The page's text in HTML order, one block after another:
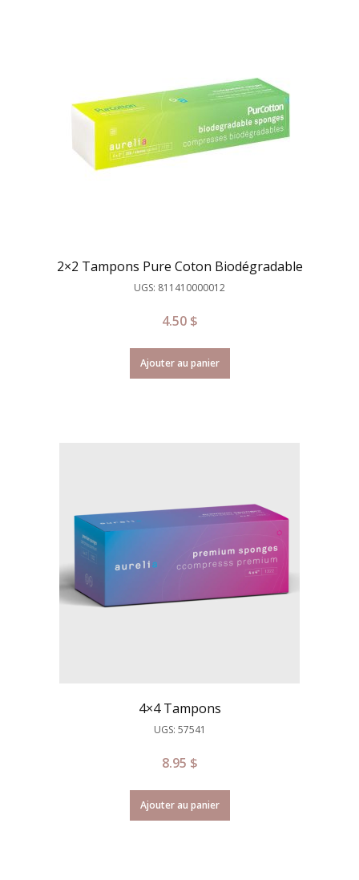
2×2 Tampons Pure Coton Biodégradable
UGS: 811410000012
4.50 $
Ajouter au panier
4×4 Tampons
UGS: 57541
8.95 $
Ajouter au panier